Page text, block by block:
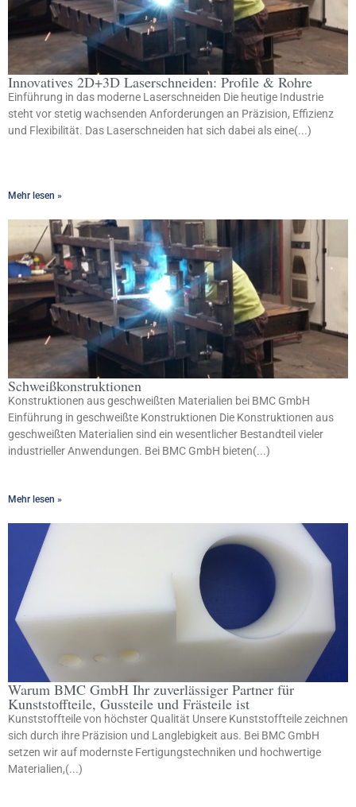
Innovatives 2D+3D Laserschneiden: Profile & Rohre
Einführung in das moderne Laserschneiden Die heutige Industrie
steht vor stetig wachsenden Anforderungen an Präzision, Effizienz
und Flexibilität. Das Laserschneiden hat sich dabei als eine(...)
Mehr lesen »
Schweißkonstruktionen
Konstruktionen aus geschweißten Materialien bei BMC GmbH
Einführung in geschweißte Konstruktionen Die Konstruktionen aus
geschweißten Materialien sind ein wesentlicher Bestandteil vieler
industrieller Anwendungen. Bei BMC GmbH bieten(...)
Mehr lesen »
Warum BMC GmbH Ihr zuverlässiger Partner für
Kunststoffteile, Gussteile und Frästeile ist
Kunststoffteile von höchster Qualität Unsere Kunststoffteile zeichnen
sich durch ihre Präzision und Langlebigkeit aus. Bei BMC GmbH
setzen wir auf modernste Fertigungstechniken und hochwertige
Materialien,(...)